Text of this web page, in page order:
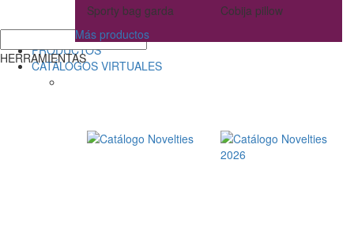
Sporty bag garda
Cobija pillow
Más productos
PRODUCTOS
CATÁLOGOS VIRTUALES
HERRAMIENTAS